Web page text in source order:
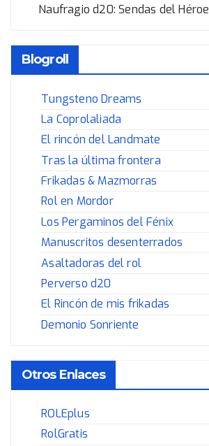
Naufragio d20: Sendas del Héroe
Blogroll
Tungsteno Dreams
La Coprolaliada
El rincón del Landmate
Tras la última frontera
Frikadas & Mazmorras
Rol en Mordor
Los Pergaminos del Fénix
Manuscritos desenterrados
Asaltadoras del rol
Perverso d20
El Rincón de mis frikadas
Demonio Sonriente
Otros Enlaces
ROLEplus
RolGratis